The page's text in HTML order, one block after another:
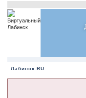
Лабинск.RU